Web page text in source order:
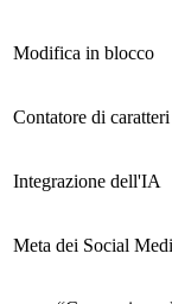
Modifica in blocco
Contatore di caratteri
Integrazione dell'IA
Meta dei Social